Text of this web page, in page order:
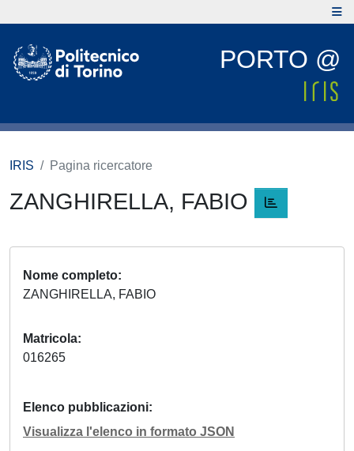
PORTO @
IRIS Pagina ricercatore
ZANGHIRELLA, FABIO
Nome completo
ZANGHIRELLA, FABIO
Matricola
016265
Elenco pubblicazioni
Visualizza l'elenco in formato JSON